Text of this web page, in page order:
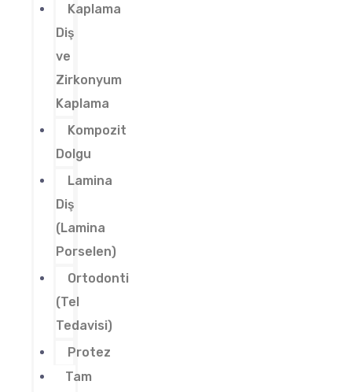
Kaplama
Diş
ve
Zirkonyum
Kaplama
Kompozit
Dolgu
Lamina
Diş
(Lamina
Porselen)
Ortodonti
(Tel
Tedavisi)
Protez
Tam